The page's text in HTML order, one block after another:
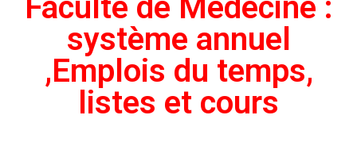
Faculté de Médecine :
système annuel
,Emplois du temps,
listes et cours